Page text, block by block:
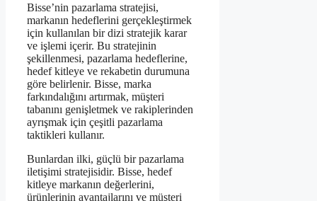
Bisse’nin pazarlama stratejisi,
markanın hedeflerini gerçekleştirmek
için kullanılan bir dizi stratejik karar
ve işlemi içerir. Bu stratejinin
şekillenmesi, pazarlama hedeflerine,
hedef kitleye ve rekabetin durumuna
göre belirlenir. Bisse, marka
farkındalığını artırmak, müşteri
tabanını genişletmek ve rakiplerinden
ayrışmak için çeşitli pazarlama
taktikleri kullanır.
Bunlardan ilki, güçlü bir pazarlama
iletişimi stratejisidir. Bisse, hedef
kitleye markanın değerlerini,
ürünlerinin avantajlarını ve müşteri